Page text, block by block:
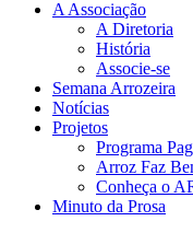
A Associação
A Diretoria
História
Associe-se
Semana Arrozeira
Notícias
Projetos
Programa
Arroz Faz
Conheça o
Minuto da Prosa